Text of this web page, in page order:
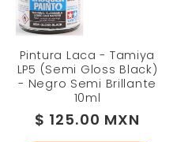
Pintura Laca - Tamiya
LP5 (Semi Gloss Black)
- Negro Semi Brillante
10ml
Precio
$ 125.00 MXN